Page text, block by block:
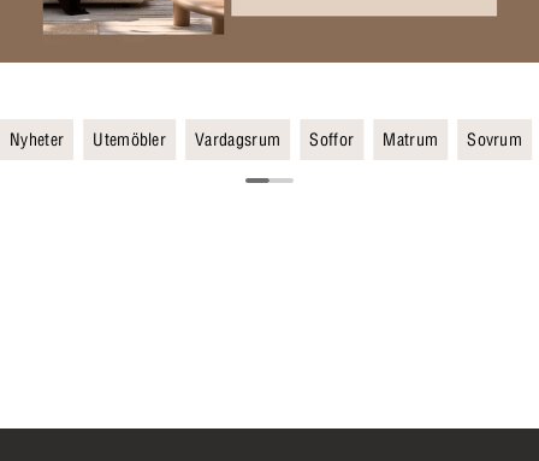
Nyheter Utemöbler Vardagsrum Soffor Matrum Sovrum